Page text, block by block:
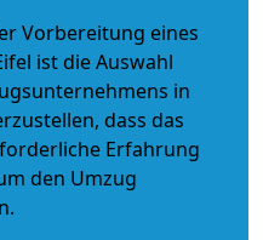
Vorbereitung eines
ist die Auswahl
in
dass das
Erfahrung
den Umzug